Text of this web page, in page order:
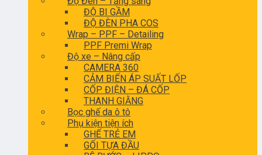
ĐỘ BI GẦM
ĐỘ ĐÈN PHA COS
Wrap – PPF – Detailing
PPF Premi Wrap
Độ xe – Nâng cấp
CAMERA 360
CẢM BIẾN ÁP SUẤT LỐP
CỐP ĐIỆN – ĐÁ CỐP
THANH GIẰNG
Bọc ghế da ô tô
Phụ kiện tiện ích
GHẾ TRẺ EM
GỐI TỰA ĐẦU